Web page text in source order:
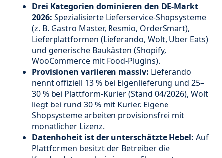
Drei Kategorien dominieren den DE-Markt
2026: Spezialisierte Lieferservice-Shopsysteme
(z. B. Gastro Master, Resmio, OrderSmart),
Lieferplattformen (Lieferando, Wolt, Uber Eats)
und generische Baukästen (Shopify,
WooCommerce mit Food-Plugins).
Provisionen variieren massiv: Lieferando
nennt offiziell 13 % bei Eigenlieferung und 25–
30 % bei Plattform-Kurier (Stand 04/2026), Wolt
liegt bei rund 30 % mit Kurier. Eigene
Shopsysteme arbeiten provisionsfrei mit
monatlicher Lizenz.
Datenhoheit ist der unterschätzte Hebel: Auf
Plattformen besitzt der Betreiber die